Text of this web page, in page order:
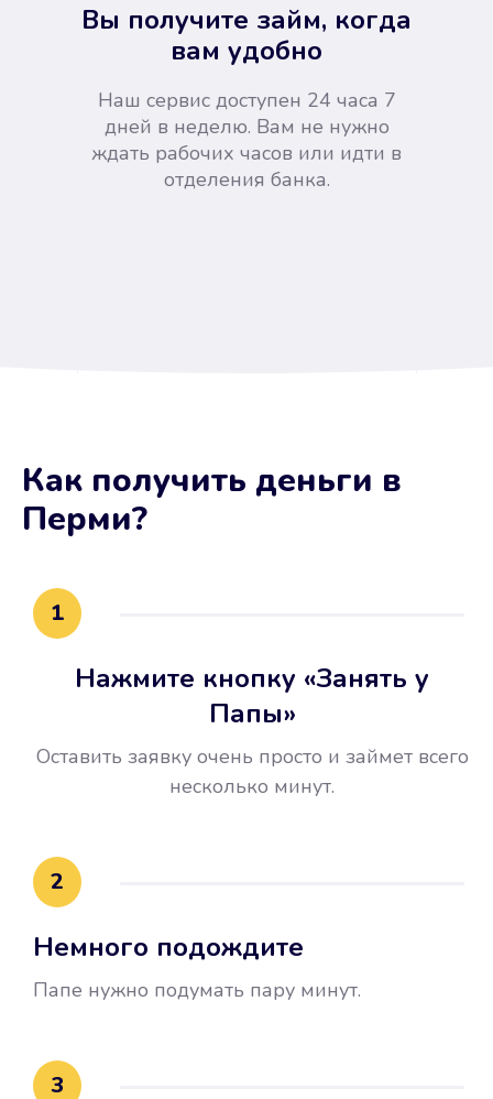
Вы получите займ, когда
вам удобно
Наш сервис доступен 24 часа 7
дней в неделю. Вам не нужно
ждать рабочих часов или идти в
отделения банка.
Не потребовались справки, залоги
и поручители. Папа вам доверяет.
воспользовались бесплатной
это открыло новые возможности в
Как получить деньги в
Перми?
1
Нажмите кнопку «Занять у
Папы»
Оставить заявку очень просто и займет всего
несколько минут.
2
Немного подождите
Папе нужно подумать пару минут.
3